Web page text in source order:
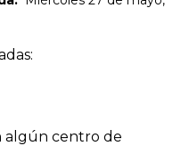
algún centro de